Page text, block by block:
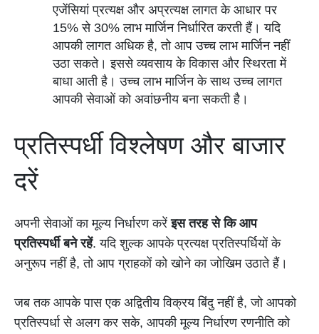
एजेंसियां प्रत्यक्ष और अप्रत्यक्ष लागत के आधार पर
15% से 30% लाभ मार्जिन निर्धारित करती हैं। यदि
आपकी लागत अधिक है, तो आप उच्च लाभ मार्जिन नहीं
उठा सकते। इससे व्यवसाय के विकास और स्थिरता में
बाधा आती है। उच्च लाभ मार्जिन के साथ उच्च लागत
आपकी सेवाओं को अवांछनीय बना सकती है।
प्रतिस्पर्धी विश्लेषण और बाजार
दरें
अपनी सेवाओं का मूल्य निर्धारण करेंइस तरह से कि आप
प्रतिस्पर्धी बने रहें. यदि शुल्क आपके प्रत्यक्ष प्रतिस्पर्धियों के
अनुरूप नहीं है, तो आप ग्राहकों को खोने का जोखिम उठाते हैं।
जब तक आपके पास एक अद्वितीय विक्रय बिंदु नहीं है, जो आपको
प्रतिस्पर्धा से अलग कर सके, आपकी मूल्य निर्धारण रणनीति को